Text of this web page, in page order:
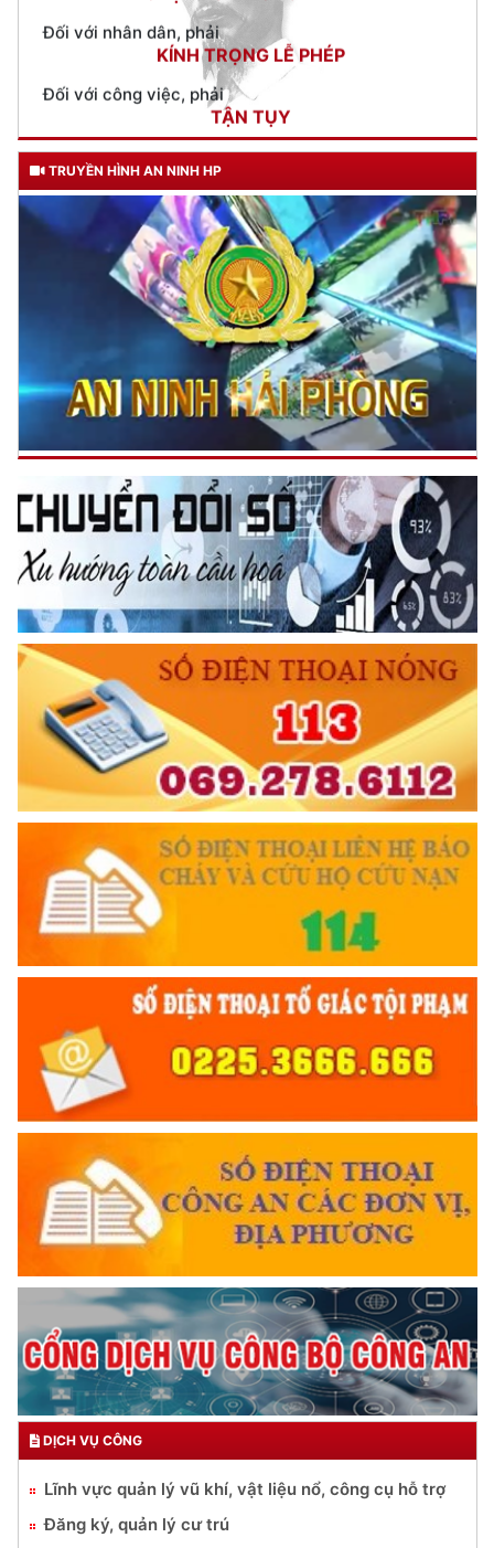
Đối với công việc, phải
TẬN TỤY
CƯƠNG QUYẾT, KHÔN KHÉO
Trích thư Chủ tịch Hồ Chí Minh
gửi Công an Khu XII,
ngày 11 tháng 3 năm 1948.
TRUYỀN HÌNH AN NINH HP
DỊCH VỤ CÔNG
Lĩnh vực quản lý vũ khí, vật liệu nổ, công cụ hỗ trợ
Đăng ký, quản lý cư trú